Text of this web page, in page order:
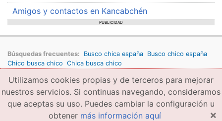
Amigos y contactos en Kancabchén
PUBLICIDAD
Búsquedas frecuentes: Busco chica españa Busco chico españa
Chico busca chico Chica busca chico
Copyright © 2026 amigae.com Condiciones generales de uso
Política de privacidad
Copyright
Utilizamos cookies propias y de terceros para mejorar
nuestros servicios. Si continuas navegando, consideramos
que aceptas su uso. Puedes cambiar la configuración u
obtener más información aquí ×